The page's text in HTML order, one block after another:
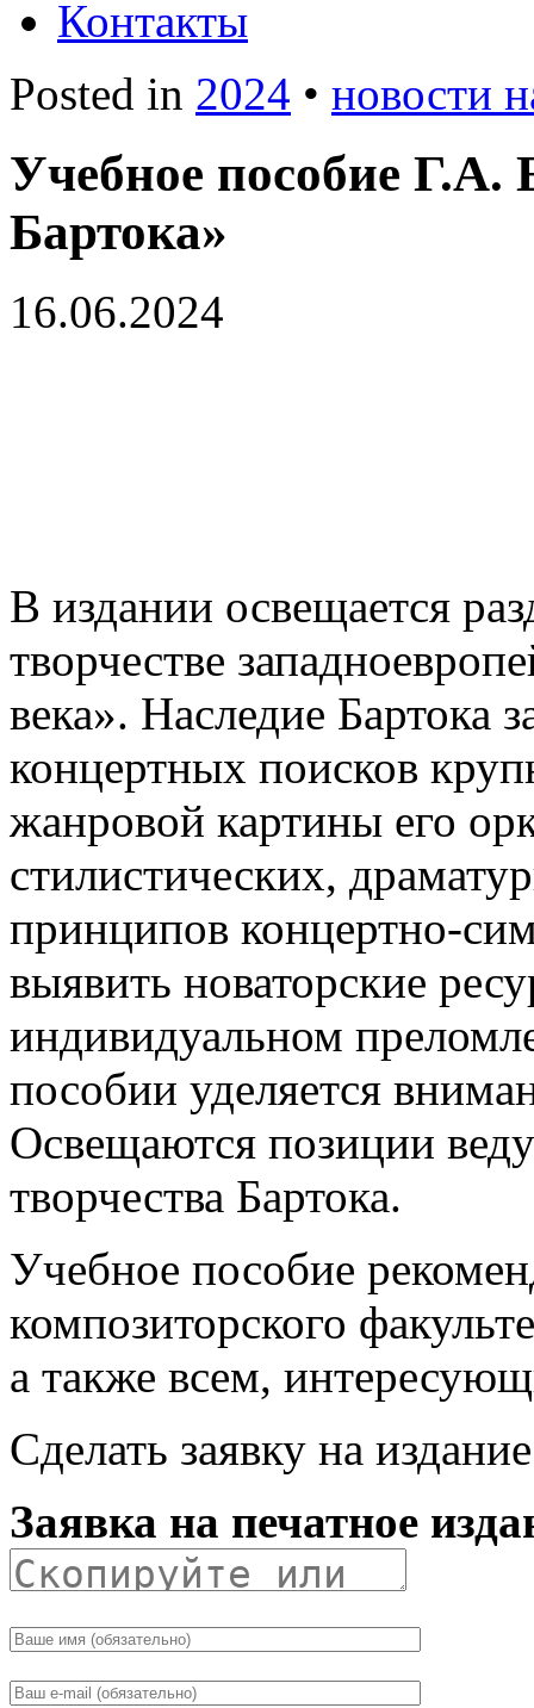
Контакты
Posted in 2024 • новости
Учебное пособие
Бартока»
16.06.2024
В издании освещается
творчестве
века». Наследие Бартока
концертных поисков
жанровой картины его
стилистических,
принципов концертно-
выявить новаторские
индивидуальном
пособии уделяется
Освещаются позиции
творчества Бартока.
Учебное пособие
композиторского
а также всем,
Сделать заявку на
Заявка на печатное